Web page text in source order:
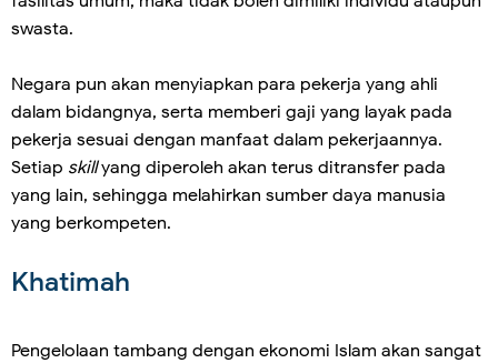
swasta.
Negara pun akan menyiapkan para pekerja yang ahli
dalam bidangnya, serta memberi gaji yang layak pada
pekerja sesuai dengan manfaat dalam pekerjaannya.
Setiap skillyang diperoleh akan terus ditransfer pada
yang lain, sehingga melahirkan sumber daya manusia
yang berkompeten.
Khatimah
Pengelolaan tambang dengan ekonomi Islam akan sangat